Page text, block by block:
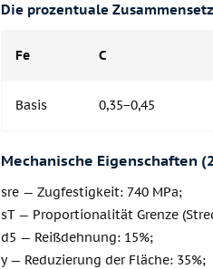
Die prozentuale
Fe C
Basis 0,35−0,45
Mechanische Eigenschaften
sre — Zugfestigkeit: 740 MPa;
sT — Proportionalität Grenze
d5 — Reißdehnung: 15%;
y — Reduzierung der Fläche: 35%;